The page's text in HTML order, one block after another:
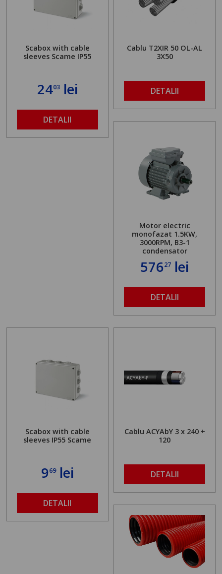
Scabox with cable
sleeves Scame IP55
2403lei
DETALII
Cablu T2XIR 50 OL-AL
3X50
DETALII
Motor electric
monofazat 1.5KW,
3000RPM, B3-1
condensator
57627 lei
DETALII
Scabox with cable
sleeves IP55 Scame
969lei
DETALII
Cablu ACYAbY 3 x 240 +
120
DETALII